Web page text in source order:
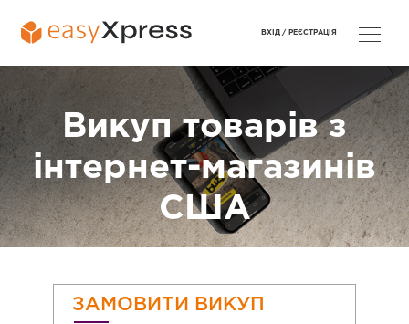
Викуп товарів з
інтернет-магазинів
США
ЗАМОВИТИ ВИКУП
ВХІД / РЕЄСТРАЦІЯ